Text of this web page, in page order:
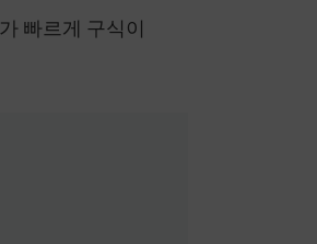
빠르게 구식이